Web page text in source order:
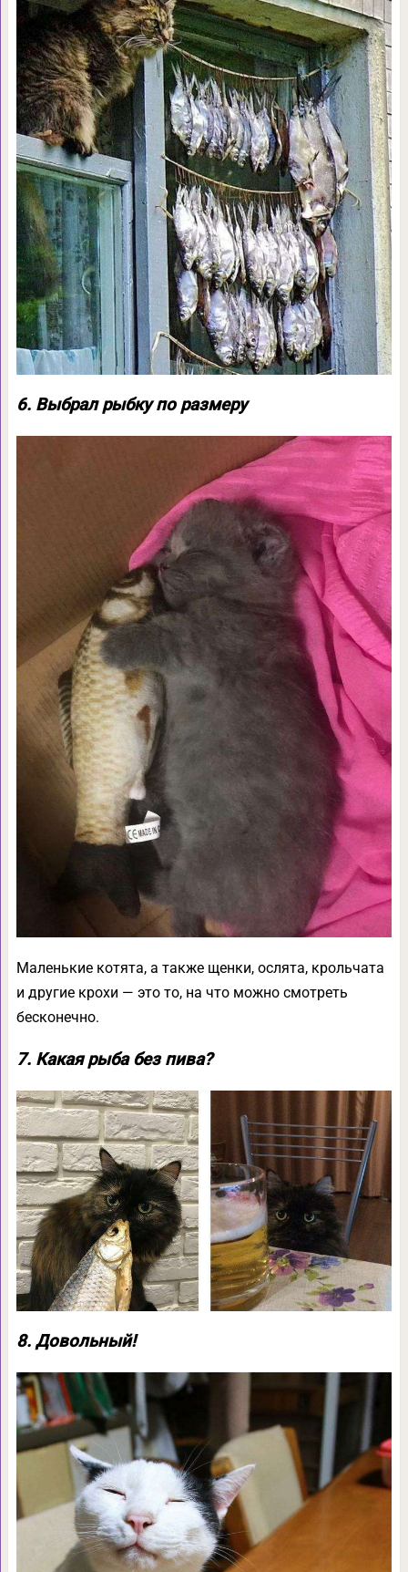
6. Выбрал рыбку по размеру
Маленькие котята, а также щенки, ослята, крольчата
и другие крохи — это то, на что можно смотреть
бесконечно.
7. Какая рыба без пива?
8. Довольный!